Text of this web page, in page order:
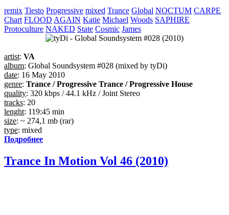
remix Tiesto Progressive mixed Trance Global NOCTUM CARPE
Chart FLOOD AGAIN Katie Michael Woods SAPHIRE
Protoculture NAKED State Cosmic James
artist: VA
album: Global Soundsystem #028 (mixed by tyDi)
date: 16 May 2010
genre: Trance / Progressive Trance / Progressive House
quality: 320 kbps / 44.1 kHz / Joint Stereo
tracks: 20
lenght: 119:45 min
size: ~ 274,1 mb (rar)
type: mixed
Подробнее
Trance In Motion Vol 46 (2010)